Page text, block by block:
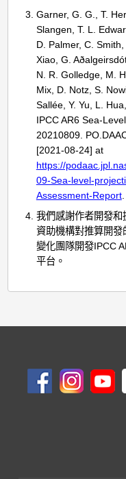
Garner, G. G., T.
Slangen, T. L.
D. Palmer, C.
Xiao, G.
N. R. Golledge, M.
Mix, D. Notz, S.
Sallée, Y. Yu, L.
IPCC AR6 Sea-
20210809.
[2021-08-24] at
https://
09-Sea-level-
Assessment-Report.
我們感謝作者開發和
資助機構對推算開
變化團隊開發IPCC
平台。